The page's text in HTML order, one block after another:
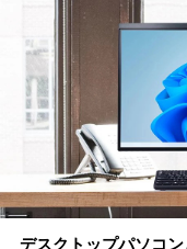
デスクトップパソコ